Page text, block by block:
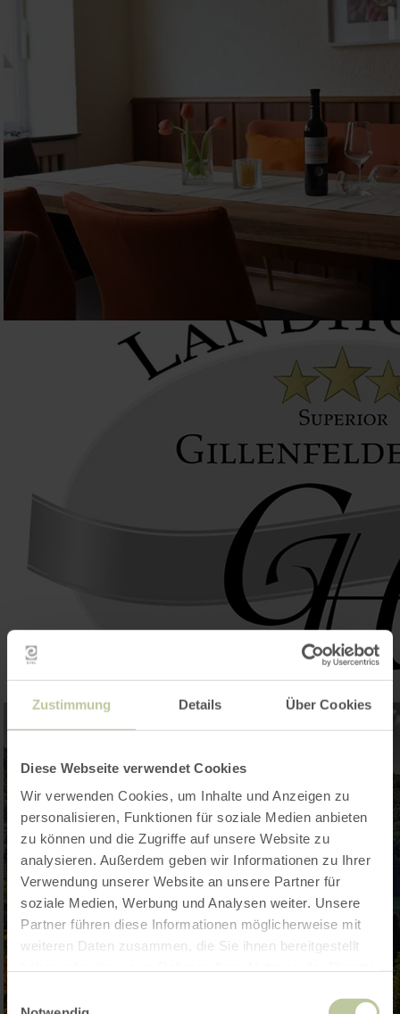
Zustimmung Details Über Cookies
Diese Webseite verwendet Cookies
Wir verwenden Cookies, um Inhalte und Anzeigen zu
personalisieren, Funktionen für soziale Medien anbieten
zu können und die Zugriffe auf unsere Website zu
analysieren. Außerdem geben wir Informationen zu Ihrer
Verwendung unserer Website an unsere Partner für
soziale Medien, Werbung und Analysen weiter. Unsere
Partner führen diese Informationen möglicherweise mit
weiteren Daten zusammen, die Sie ihnen bereitgestellt
Einwilligungsauswahl